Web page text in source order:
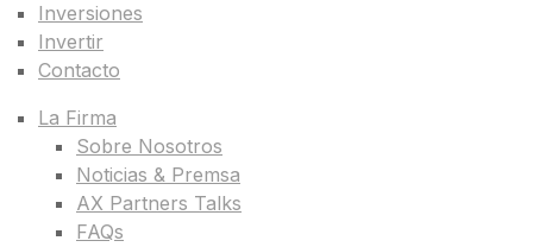
Inversiones
Invertir
Contacto
La Firma
Sobre Nosotros
Noticias & Premsa
AX Partners Talks
FAQs